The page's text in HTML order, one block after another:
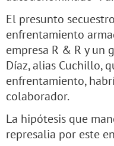
El presunto
enfrentamiento
empresa R & R y un
Díaz, alias Cuchillo,
enfrentamiento,
colaborador.
La hipótesis que
represalia por este